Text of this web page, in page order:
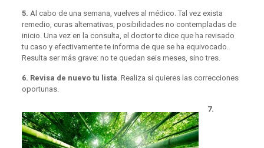
5. Al cabo de una semana, vuelves al médico. Tal vez exista
remedio, curas alternativas, posibilidades no contempladas de
inicio. Una vez en la consulta, el doctor te dice que ha revisado
tu caso y efectivamente te informa de que se ha equivocado.
Resulta ser más grave: no te quedan seis meses, sino tres.
6. Revisa de nuevo tu lista . Realiza si quieres las correcciones
oportunas.
7.